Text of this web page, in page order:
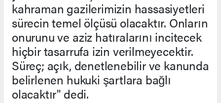
kahraman gazilerimizin hassasiyetleri
sürecin temel ölçüsü olacaktır. Onların
onurunu ve aziz hatıralarını incitecek
hiçbir tasarrufa izin verilmeyecektir.
Süreç; açık, denetlenebilir ve kanunda
belirlenen hukuki şartlara bağlı
olacaktır" dedi.